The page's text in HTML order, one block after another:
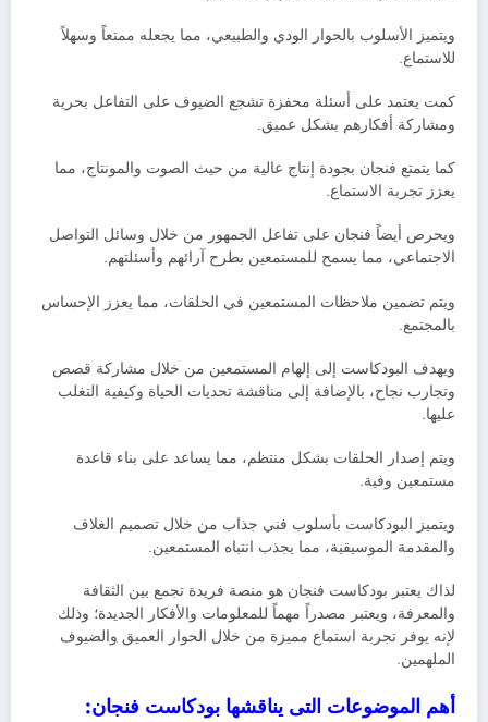
ويتميز الأسلوب بالحوار الودي والطبيعي، مما يجعله ممتعاً وسهلاً
للاستماع.
كمت يعتمد على أسئلة محفزة تشجع الضيوف على التفاعل بحرية
ومشاركة أفكارهم بشكل عميق.
كما يتمتع فنجان بجودة إنتاج عالية من حيث الصوت والمونتاج، مما
يعزز تجربة الاستماع.
ويحرص أيضاً فنجان على تفاعل الجمهور من خلال وسائل التواصل
الاجتماعي، مما يسمح للمستمعين بطرح آرائهم وأسئلتهم.
ويتم تضمين ملاحظات المستمعين في الحلقات، مما يعزز الإحساس
بالمجتمع.
ويهدف البودكاست إلى إلهام المستمعين من خلال مشاركة قصص
وتجارب نجاح، بالإضافة إلى مناقشة تحديات الحياة وكيفية التغلب
عليها.
ويتم إصدار الحلقات بشكل منتظم، مما يساعد على بناء قاعدة
مستمعين وفية.
ويتميز البودكاست بأسلوب فني جذاب من خلال تصميم الغلاف
والمقدمة الموسيقية، مما يجذب انتباه المستمعين.
لذاك يعتبر بودكاست فنجان هو منصة فريدة تجمع بين الثقافة
والمعرفة، ويعتبر مصدراً مهماً للمعلومات والأفكار الجديدة؛ وذلك
لإنه يوفر تجربة استماع مميزة من خلال الحوار العميق والضيوف
الملهمين.
أهم الموضوعات التى يناقشها بودكاست فنجان: